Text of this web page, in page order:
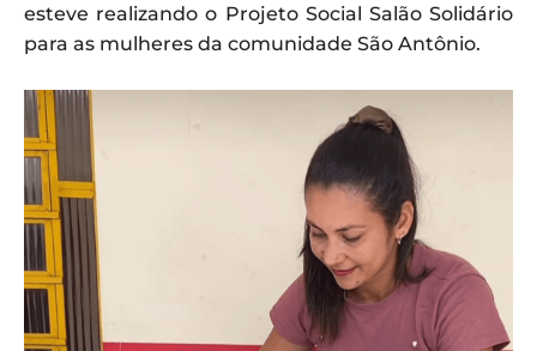
esteve realizando o Projeto Social Salão Solidário
para as mulheres da comunidade São Antônio.